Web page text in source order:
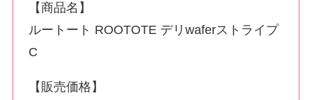
【商品名】
ルートート ROOTOTE デリwaferストライプ
C
【販売価格】